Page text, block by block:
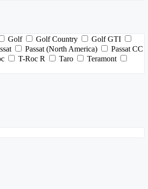
Golf Golf Country
Golf GTI
Passat (North America)
Passat CC
T-Roc R Taro
Teramont